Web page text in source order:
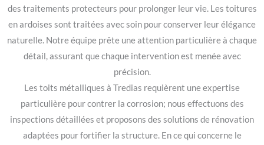
des traitements protecteurs pour prolonger leur vie. Les toitures
en ardoises sont traitées avec soin pour conserver leur élégance
naturelle. Notre équipe prête une attention particulière à chaque
détail, assurant que chaque intervention est menée avec
précision.
Les toits métalliques à Tredias requièrent une expertise
particulière pour contrer la corrosion; nous effectuons des
inspections détaillées et proposons des solutions de rénovation
adaptées pour fortifier la structure. En ce qui concerne le